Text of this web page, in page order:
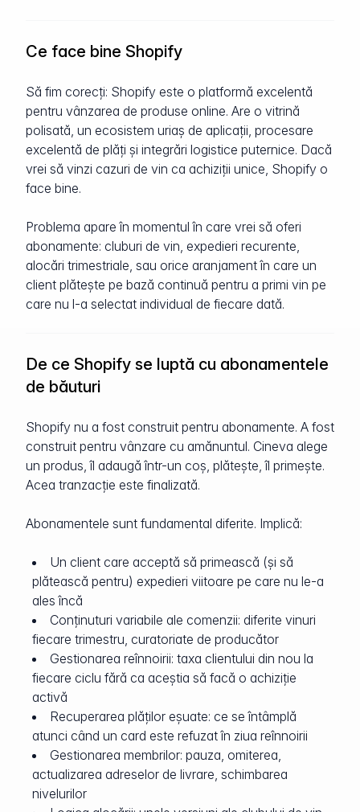
Ce face bine Shopify
Să fim corecți: Shopify este o platformă excelentă
pentru vânzarea de produse online. Are o vitrină
polisată, un ecosistem uriaș de aplicații, procesare
excelentă de plăți și integrări logistice puternice. Dacă
vrei să vinzi cazuri de vin ca achiziții unice, Shopify o
face bine.
Problema apare în momentul în care vrei să oferi
abonamente: cluburi de vin, expedieri recurente,
alocări trimestriale, sau orice aranjament în care un
client plătește pe bază continuă pentru a primi vin pe
care nu l-a selectat individual de fiecare dată.
De ce Shopify se luptă cu abonamentele
de băuturi
Shopify nu a fost construit pentru abonamente. A fost
construit pentru vânzare cu amănuntul. Cineva alege
un produs, îl adaugă într-un coș, plătește, îl primește.
Acea tranzacție este finalizată.
Abonamentele sunt fundamental diferite. Implică:
Un client care acceptă să primească (și să
plătească pentru) expedieri viitoare pe care nu le-a
ales încă
Conținuturi variabile ale comenzii: diferite vinuri
fiecare trimestru, curatoriate de producător
Gestionarea reînnoirii: taxa clientului din nou la
fiecare ciclu fără ca aceștia să facă o achiziție
activă
Recuperarea plăților eșuate: ce se întâmplă
atunci când un card este refuzat în ziua reînnoirii
Gestionarea membrilor: pauza, omiterea,
actualizarea adreselor de livrare, schimbarea
nivelurilor